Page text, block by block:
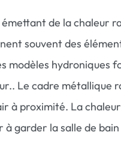
de la chaleur
souvent des
modèles hydroniques
Le cadre métallique
à proximité. La
garder la salle de bain